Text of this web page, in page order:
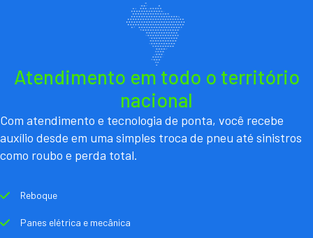
Atendimento em todo o território
nacional
Com atendimento e tecnologia de ponta, você recebe
auxílio desde em uma simples troca de pneu até sinistros
como roubo e perda total.
Reboque
Panes elétrica e mecânica